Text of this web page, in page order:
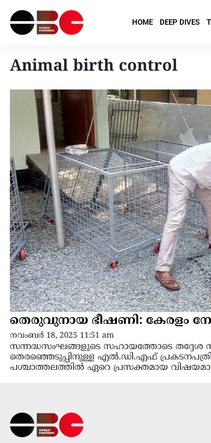
HOME DEEP DIVES
Animal birth control
തെരുവുനായ ഭീഷണി: കേരളം
നവംബർ 18, 2025 11:51 am
സന്നദ്ധസംഘങ്ങളുടെ സഹായത്തോടെ തദ്ദേശ
തെരഞ്ഞെടുപ്പിനുള്ള എൽ.ഡി.എഫ്
പശ്ചാത്തലത്തിൽ ഏറെ പ്രസക്തമായ